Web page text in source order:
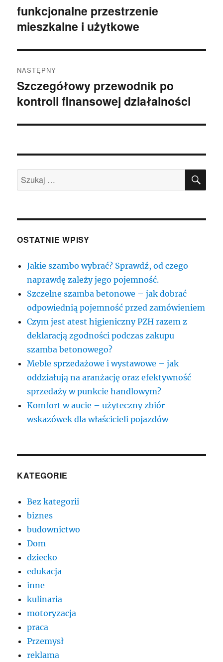
wpis:
funkcjonalne przestrzenie
mieszkalne i użytkowe
NASTĘPNY
Następny
wpis:
Szczegółowy przewodnik po
kontroli finansowej działalności
Szukaj:
OSTATNIE WPISY
Jakie szambo wybrać? Sprawdź, od czego
naprawdę zależy jego pojemność.
Szczelne szamba betonowe – jak dobrać
odpowiednią pojemność przed zamówieniem
Czym jest atest higieniczny PZH razem z
deklaracją zgodności podczas zakupu
szamba betonowego?
Meble sprzedażowe i wystawowe – jak
oddziałują na aranżację oraz efektywność
sprzedaży w punkcie handlowym?
Komfort w aucie – użyteczny zbiór
wskazówek dla właścicieli pojazdów
KATEGORIE
Bez kategorii
biznes
budownictwo
Dom
dziecko
edukacja
inne
kulinaria
motoryzacja
praca
Przemysł
reklama